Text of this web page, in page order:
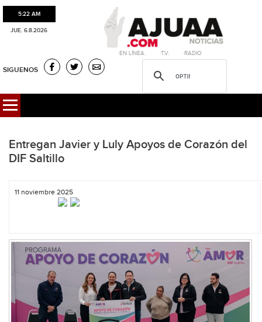
5:22 AM
JUE. 6.8.2026
·EN LÍNEA. ·T.V. ·RADIO
SIGUENOS
Entregan Javier y Luly Apoyos de Corazón del
DIF Saltillo
11 noviembre 2025